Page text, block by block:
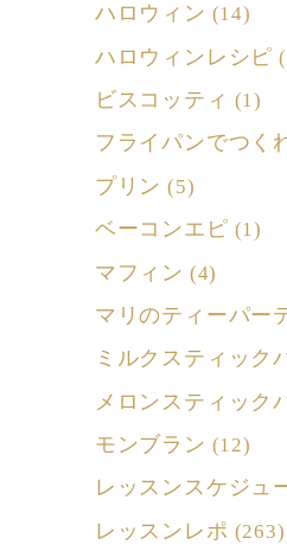
ハロウィン (14)
ハロウィンレシピ
ビスコッティ (1)
フライパンでつく
プリン (5)
ベーコンエピ (1)
マフィン (4)
マリのティーパー
ミルクスティック
メロンスティック
モンブラン (12)
レッスンスケジュ
レッスンレポ (263)